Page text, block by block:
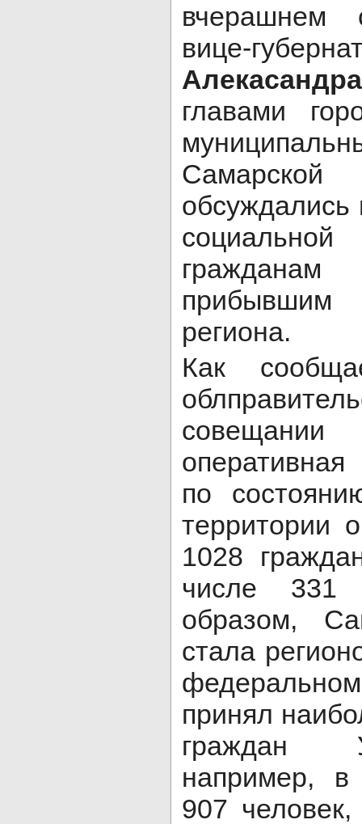
вчерашнем
вице-
главами
обсуждались
прибывшим
региона.
Как
по
территории
1028
числе 331
образом,
стала
принял
граждан
например,
907